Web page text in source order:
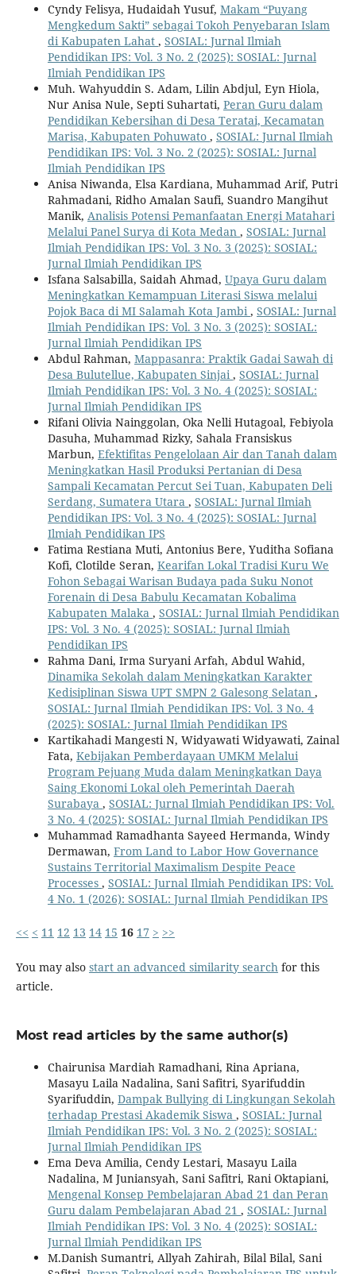
Cyndy Felisya, Hudaidah Yusuf, Makam “Puyang
Mengkedum Sakti” sebagai Tokoh Penyebaran Islam
di Kabupaten Lahat , SOSIAL: Jurnal Ilmiah
Pendidikan IPS: Vol. 3 No. 2 (2025): SOSIAL: Jurnal
Ilmiah Pendidikan IPS
Muh. Wahyuddin S. Adam, Lilin Abdjul, Eyn Hiola,
Nur Anisa Nule, Septi Suhartati, Peran Guru dalam
Pendidikan Kebersihan di Desa Teratai, Kecamatan
Marisa, Kabupaten Pohuwato , SOSIAL: Jurnal Ilmiah
Pendidikan IPS: Vol. 3 No. 2 (2025): SOSIAL: Jurnal
Ilmiah Pendidikan IPS
Anisa Niwanda, Elsa Kardiana, Muhammad Arif, Putri
Rahmadani, Ridho Amalan Saufi, Suandro Mangihut
Manik, Analisis Potensi Pemanfaatan Energi Matahari
Melalui Panel Surya di Kota Medan , SOSIAL: Jurnal
Ilmiah Pendidikan IPS: Vol. 3 No. 3 (2025): SOSIAL:
Jurnal Ilmiah Pendidikan IPS
Isfana Salsabilla, Saidah Ahmad, Upaya Guru dalam
Meningkatkan Kemampuan Literasi Siswa melalui
Pojok Baca di MI Salamah Kota Jambi , SOSIAL: Jurnal
Ilmiah Pendidikan IPS: Vol. 3 No. 3 (2025): SOSIAL:
Jurnal Ilmiah Pendidikan IPS
Abdul Rahman, Mappasanra: Praktik Gadai Sawah di
Desa Bulutellue, Kabupaten Sinjai , SOSIAL: Jurnal
Ilmiah Pendidikan IPS: Vol. 3 No. 4 (2025): SOSIAL:
Jurnal Ilmiah Pendidikan IPS
Rifani Olivia Nainggolan, Oka Nelli Hutagoal, Febiyola
Dasuha, Muhammad Rizky, Sahala Fransiskus
Marbun, Efektifitas Pengelolaan Air dan Tanah dalam
Meningkatkan Hasil Produksi Pertanian di Desa
Sampali Kecamatan Percut Sei Tuan, Kabupaten Deli
Serdang, Sumatera Utara , SOSIAL: Jurnal Ilmiah
Pendidikan IPS: Vol. 3 No. 4 (2025): SOSIAL: Jurnal
Ilmiah Pendidikan IPS
Fatima Restiana Muti, Antonius Bere, Yuditha Sofiana
Kofi, Clotilde Seran, Kearifan Lokal Tradisi Kuru We
Fohon Sebagai Warisan Budaya pada Suku Nonot
Forenain di Desa Babulu Kecamatan Kobalima
Kabupaten Malaka , SOSIAL: Jurnal Ilmiah Pendidikan
IPS: Vol. 3 No. 4 (2025): SOSIAL: Jurnal Ilmiah
Pendidikan IPS
Rahma Dani, Irma Suryani Arfah, Abdul Wahid,
Dinamika Sekolah dalam Meningkatkan Karakter
Kedisiplinan Siswa UPT SMPN 2 Galesong Selatan ,
SOSIAL: Jurnal Ilmiah Pendidikan IPS: Vol. 3 No. 4
(2025): SOSIAL: Jurnal Ilmiah Pendidikan IPS
Kartikahadi Mangesti N, Widyawati Widyawati, Zainal
Fata, Kebijakan Pemberdayaan UMKM Melalui
Program Pejuang Muda dalam Meningkatkan Daya
Saing Ekonomi Lokal oleh Pemerintah Daerah
Surabaya , SOSIAL: Jurnal Ilmiah Pendidikan IPS: Vol.
3 No. 4 (2025): SOSIAL: Jurnal Ilmiah Pendidikan IPS
Muhammad Ramadhanta Sayeed Hermanda, Windy
Dermawan, From Land to Labor How Governance
Sustains Territorial Maximalism Despite Peace
Processes , SOSIAL: Jurnal Ilmiah Pendidikan IPS: Vol.
4 No. 1 (2026): SOSIAL: Jurnal Ilmiah Pendidikan IPS
<< < 11 12 13 14 15 16 17 > >>
You may also start an advanced similarity search for this
article.
Most read articles by the same author(s)
Chairunisa Mardiah Ramadhani, Rina Apriana,
Masayu Laila Nadalina, Sani Safitri, Syarifuddin
Syarifuddin, Dampak Bullying di Lingkungan Sekolah
terhadap Prestasi Akademik Siswa , SOSIAL: Jurnal
Ilmiah Pendidikan IPS: Vol. 3 No. 2 (2025): SOSIAL:
Jurnal Ilmiah Pendidikan IPS
Ema Deva Amilia, Cendy Lestari, Masayu Laila
Nadalina, M Juniansyah, Sani Safitri, Rani Oktapiani,
Mengenal Konsep Pembelajaran Abad 21 dan Peran
Guru dalam Pembelajaran Abad 21 , SOSIAL: Jurnal
Ilmiah Pendidikan IPS: Vol. 3 No. 4 (2025): SOSIAL:
Jurnal Ilmiah Pendidikan IPS
M.Danish Sumantri, Allyah Zahirah, Bilal Bilal, Sani